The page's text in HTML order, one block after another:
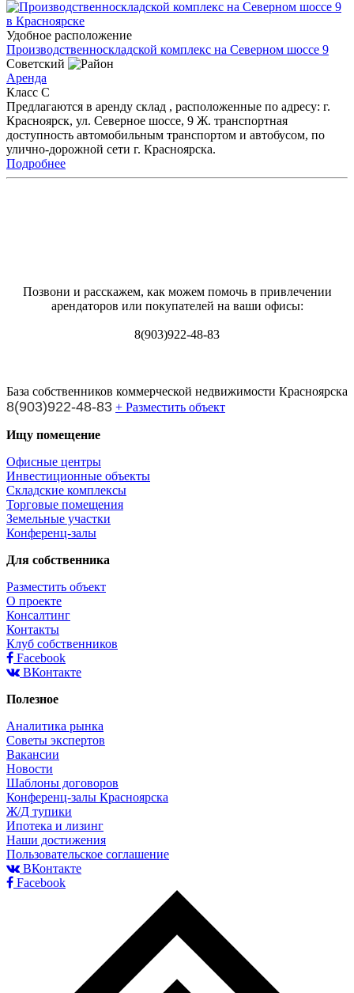
Удобное расположение
Производственноскладской комплекс на Северном шоссе 9
Советский
Аренда
Класс C
Предлагаются в аренду склад , расположенные по адресу: г.
Красноярск, ул. Северное шоссе, 9 Ж. транспортная
доступность автомобильным транспортом и автобусом, по
улично-дорожной сети г. Красноярска.
Подробнее
Позвони и расскажем, как можем помочь в привлечении
арендаторов или покупателей на ваши офисы:
8(903)922-48-83
База собственников коммерческой недвижимости Красноярска
8(903)922-48-83 + Разместить объект
Ищу помещение
Офисные центры
Инвестиционные объекты
Складские комплексы
Торговые помещения
Земельные участки
Конференц-залы
Для собственника
Разместить объект
О проекте
Консалтинг
Контакты
Клуб собственников
Facebook
ВКонтакте
Полезное
Аналитика рынка
Советы экспертов
Вакансии
Новости
Шаблоны договоров
Конференц-залы Красноярска
Ж/Д тупики
Ипотека и лизинг
Наши достижения
Пользовательское соглашение
ВКонтакте
Facebook